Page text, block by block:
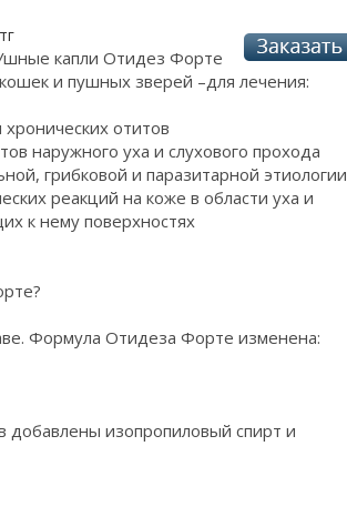
капли Отидез Форте
и пушных зверей –для лечения:
отитов
наружного уха и слухового прохода
грибковой и паразитарной этиологии
реакций на коже в области уха и
к нему поверхностях
Формула Отидеза Форте изменена:
добавлены изопропиловый спирт и